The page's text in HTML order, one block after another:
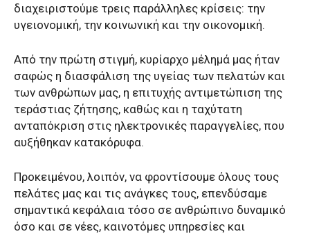
διαχειριστούμε τρεις παράλληλες κρίσεις: την
υγειονομική, την κοινωνική και την οικονομική.
Από την πρώτη στιγμή, κυρίαρχο μέλημά μας ήταν
σαφώς η διασφάλιση της υγείας των πελατών και
των ανθρώπων μας, η επιτυχής αντιμετώπιση της
τεράστιας ζήτησης, καθώς και η ταχύτατη
ανταπόκριση στις ηλεκτρονικές παραγγελίες, που
αυξήθηκαν κατακόρυφα.
Προκειμένου, λοιπόν, να φροντίσουμε όλους τους
πελάτες μας και τις ανάγκες τους, επενδύσαμε
σημαντικά κεφάλαια τόσο σε ανθρώπινο δυναμικό
όσο και σε νέες, καινοτόμες υπηρεσίες και